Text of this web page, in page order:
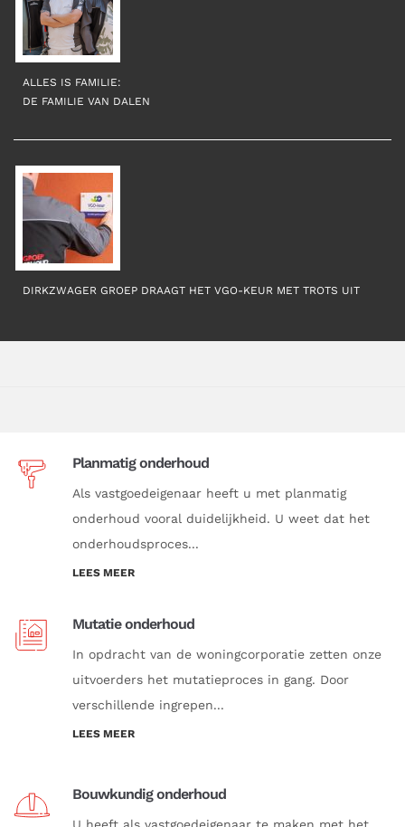
ALLES IS FAMILIE:
DE FAMILIE VAN DALEN
DIRKZWAGER GROEP DRAAGT HET VGO-KEUR MET TROTS UIT
Planmatig onderhoud
Als vastgoedeigenaar heeft u met planmatig
onderhoud vooral duidelijkheid. U weet dat het
onderhoudsproces...
LEES MEER
Mutatie onderhoud
In opdracht van de woningcorporatie zetten onze
uitvoerders het mutatieproces in gang. Door
verschillende ingrepen...
LEES MEER
Bouwkundig onderhoud
U heeft als vastgoedeigenaar te maken met het